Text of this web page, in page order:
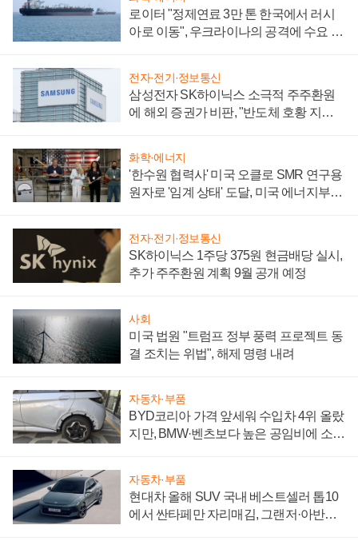
로이터 "정제연료 3만 톤 한국에서 러시
아로 이동", 우크라이나의 공격에 수요 늘
전자·전기·정보통신
삼성전자 SK하이닉스 소극적 주주환원
에 해외 증권가 비판, "반도체 호황 지속
화학·에너지
'한수원 협력사' 미국 오클로 SMR 연구용
원자로 '임계 상태' 도달, 미국 에너지부
전자·전기·정보통신
SK하이닉스 1주당 375원 현금배당 실시,
추가 주주환원 계획 9월 공개 예정
사회
미국 법원 "트럼프 정부 풍력 프로젝트 동
결 조치는 위법", 해제 명령 내려
자동차·부품
BYD코리아 가격 앞세워 수입차 4위 올랐
지만, BMW·벤츠보다 높은 공임비에 소비
자동차·부품
현대차 올해 SUV 국내 베스트셀러 톱10
에서 싼타페만 자리매김, 그랜저·아반떼